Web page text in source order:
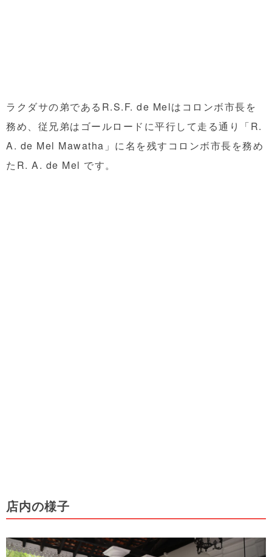
ラクダサの弟であるR.S.F. de Melはコロンボ市長を
務め、従兄弟はゴールロードに平行して走る通り「R.
A. de Mel Mawatha」に名を残すコロンボ市長を務め
たR. A. de Mel です。
店内の様子